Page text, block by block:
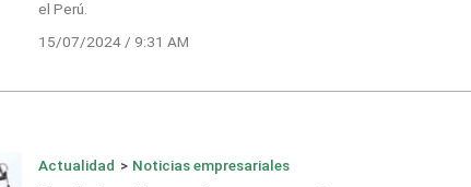
el Perú.
15/07/2024 / 9:31 AM
Actualidad > Noticias empresariales